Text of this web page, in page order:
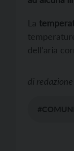
La
dell’aria
di